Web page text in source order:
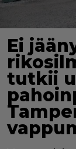
Ei
tutkii